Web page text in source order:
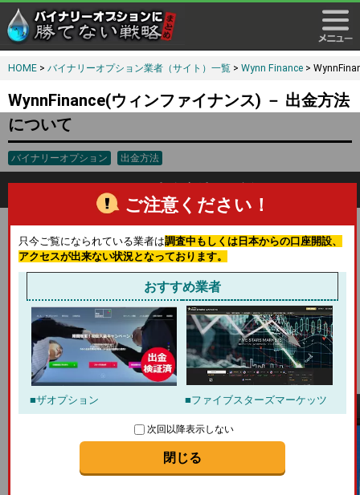
ご注意ください！
只今ご覧になられている業者は調査中もしくは日本からの口座開設、
アクセスが出来ない状況となっております。
おすすめ業者
ザオプション ファイブスターズマーケッツ
次回以降表示しない
閉じる
HOME > バイナリーオプション業者（サイト）一覧 > Wynn Finance >
WynnFinance(ウィンファイナンス) － 出金方法
について
バイナリーオプション 出金方法
ウィンファイナンスの出金方法を解説
出金方法・STEP.1
ウィンファイナンスにログインを行いましょう。出金手続きは
ログイン後でなければ行えません。
出金方法・STEP.2
ウィンファイナンスにログイン後に画面左側のメニューから
「出金」を選択して出金フォームを表示。